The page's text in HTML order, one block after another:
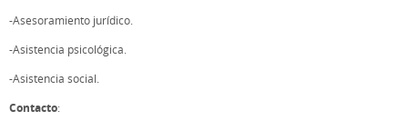
-Asesoramiento jurídico.
-Asistencia psicológica.
-Asistencia social.
Contacto: